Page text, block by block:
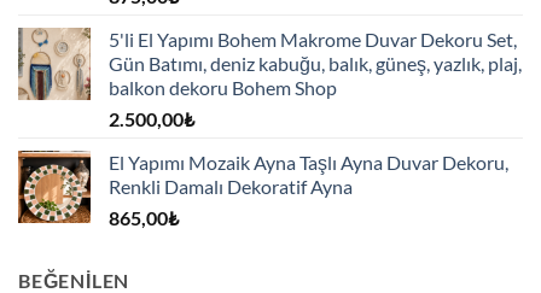
5'li El Yapımı Bohem Makrome Duvar Dekoru Set,
Gün Batımı, deniz kabuğu, balık, güneş, yazlık, plaj,
balkon dekoru Bohem Shop
2.500,00₺
El Yapımı Mozaik Ayna Taşlı Ayna Duvar Dekoru,
Renkli Damalı Dekoratif Ayna
865,00₺
BEĞENILEN